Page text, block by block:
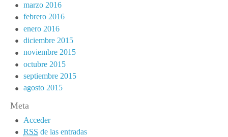
marzo 2016
febrero 2016
enero 2016
diciembre 2015
noviembre 2015
octubre 2015
septiembre 2015
agosto 2015
Meta
Acceder
RSS de las entradas